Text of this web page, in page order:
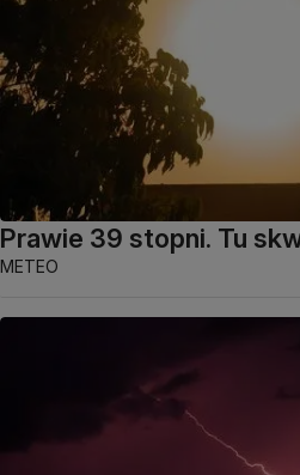
Prawie 39 stopni. Tu
METEO